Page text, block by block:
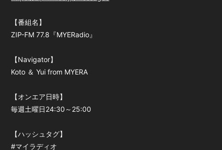
【番組名】
ZIP-FM 77.8『MYERadio』
【Navigator】
Koto ＆ Yui from MYERA
【オンエア日時】
毎週土曜日24:30～25:00
【ハッシュタグ】
#マイラディオ